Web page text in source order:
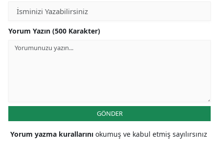
Yorum Yazın (500 Karakter)
GÖNDER
Yorum yazma kurallarını okumuş ve kabul etmiş sayılırsınız